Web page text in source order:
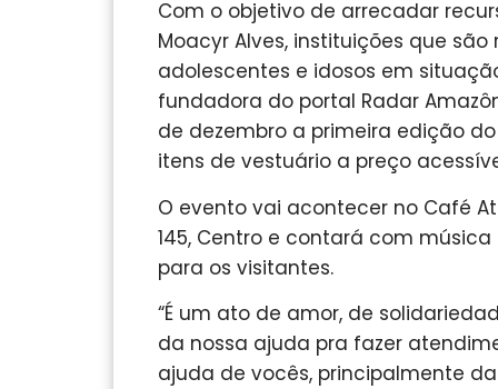
Com o objetivo de arrecadar
Moacyr Alves, instituições que
adolescentes e idosos em
fundadora do portal Radar
de dezembro a primeira edição
itens de vestuário a preço
O evento vai acontecer no Café
145, Centro e contará com
para os visitantes.
“É um ato de amor, de
da nossa ajuda pra fazer
ajuda de vocês, principalmente